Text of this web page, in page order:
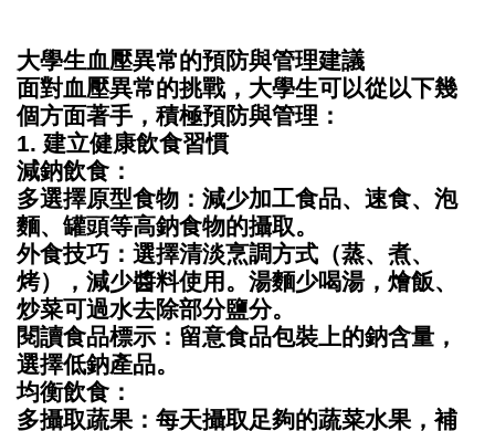
大學生血壓異常的預防與管理建議
面對血壓異常的挑戰，大學生可以從以下幾
個方面著手，積極預防與管理：
1. 建立健康飲食習慣
減鈉飲食：
多選擇原型食物 ：減少加工食品、速食、泡
麵、罐頭等高鈉食物的攝取。
外食技巧 ：選擇清淡烹調方式（蒸、煮、
烤），減少醬料使用。湯麵少喝湯，燴飯、
炒菜可過水去除部分鹽分。
閱讀食品標示 ：留意食品包裝上的鈉含量，
選擇低鈉產品。
均衡飲食：
多攝取蔬果 ：每天攝取足夠的蔬菜水果，補